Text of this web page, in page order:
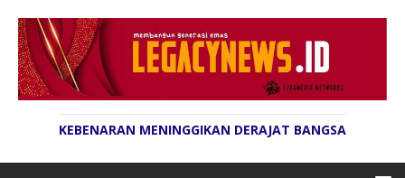
KEBENARAN MENINGGIKAN DERAJAT BANGSA